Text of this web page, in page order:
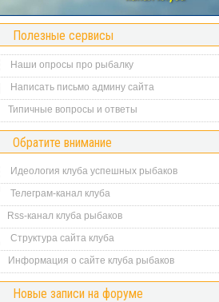
Полезные сервисы
Наши опросы про рыбалку
Написать письмо админу сайта
Типичные вопросы и ответы
Обратите внимание
Идеология клуба успешных рыбаков
Телеграм-канал клуба
Rss-канал клуба рыбаков
Структура сайта клуба
Информация о сайте клуба рыбаков
Новые записи на форуме